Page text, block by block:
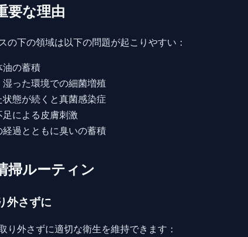
要な理由
の下の領域は以下の問題が起こりやすい：
油の蓄積
湿った環境での細菌増殖
状態が続くと真菌感染症
足による皮膚刺激
経過とともに臭いの蓄積
掃ルーティン
外さずに
り外さずに適切な衛生を維持できます：